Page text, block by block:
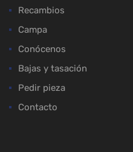
Recambios
Campa
Conócenos
Bajas y tasación
Pedir pieza
Contacto